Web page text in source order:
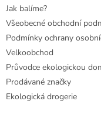
Jak balíme?
Všeobecné obchodní
Podmínky ochrany
Velkoobchod
Průvodce ekologickou
Prodávané značky
Ekologická drogerie